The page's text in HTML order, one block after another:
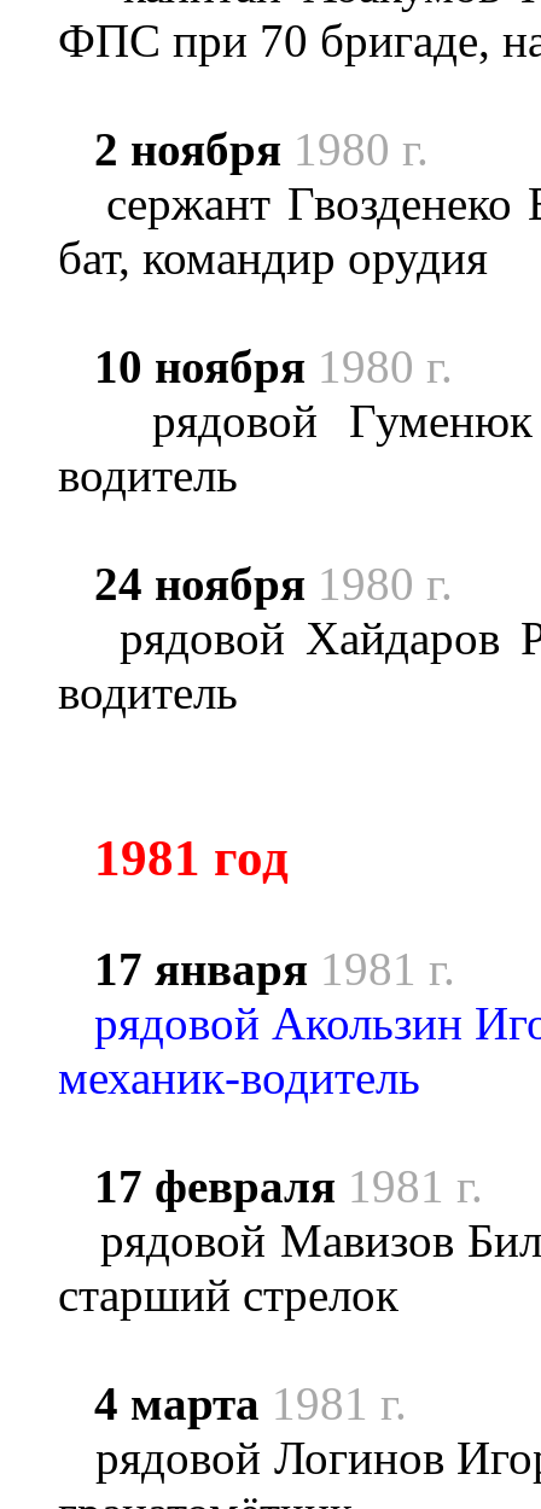
ФПС при 70 бригаде,
2 ноября 1980 г.
сержант Гвозденеко
бат, командир орудия
10 ноября 1980 г.
рядовой Гуменюк
водитель
24 ноября 1980 г.
рядовой Хайдаров
водитель
1981 год
17 января 1981 г.
рядовой Акользин
механик-водитель
17 февраля 1981 г.
рядовой Мавизов
старший стрелок
4 марта 1981 г.
рядовой Логинов